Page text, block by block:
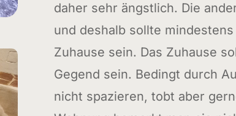
daher sehr ängstlich. Die
und deshalb sollte
Zuhause sein. Das Zuhause
Gegend sein. Bedingt durch
nicht spazieren, tobt aber